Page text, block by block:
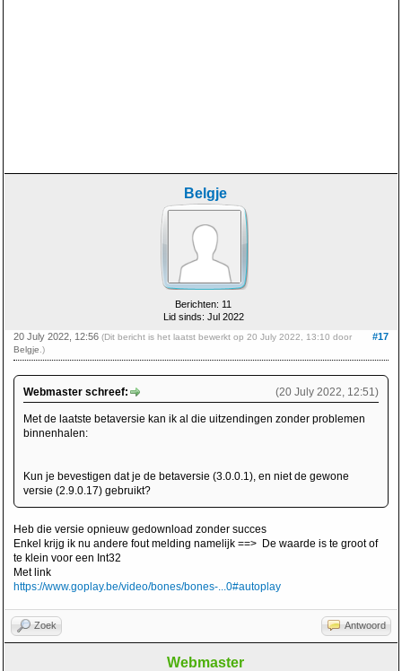
Belgje
Berichten: 11
Lid sinds: Jul 2022
#17
20 July 2022, 12:56 (Dit bericht is het laatst bewerkt op 20 July 2022, 13:10 door
Belgje .)
(20 July 2022, 12:51)
Webmaster schreef:
Met de laatste betaversie kan ik al die uitzendingen zonder problemen
binnenhalen:
Kun je bevestigen dat je de betaversie (3.0.0.1), en niet de gewone
versie (2.9.0.17) gebruikt?
Heb die versie opnieuw gedownload zonder succes
Enkel krijg ik nu andere fout melding namelijk ==> De waarde is te groot of
te klein voor een Int32
Met link
https://www.goplay.be/video/bones/bones-...0#autoplay
Zoek Antwoord
Webmaster